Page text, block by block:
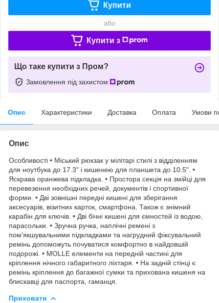
Купити
або
Купити з
Що таке купити з Пром?
Замовлення під захистом
Опис Характеристики Доставка Оплата Умови
Опис
Особливості • Міський рюкзак у мілітарі стилі з відділенням
для ноутбука до 17.3" і кишенею для планшета до 10.5". •
Яскрава оранжева підкладка. • Простора секція на змійці для
перевезення необхідних речей, документів і спортивної
форми. • Дві зовнішні передні кишені для зберігання
аксесуарів, візитних карток, смартфона. Також є знімний
карабін для ключів. • Дві бічні кишені для ємностей із водою,
парасольки. • Зручна ручка, наплічні ремені з
пом'якшувальними підкладками та нагрудний фіксувальний
ремінь допоможуть почуватися комфортно в найдовшій
подорожі. • MOLLE елементи на передній частині для
кріплення нічного габаритного ліхтаря. • На задній стінці є
ремінь кріплення до багажної сумки та прихована кишеня на
блискавці для паспорта, гаманця.
Приховати